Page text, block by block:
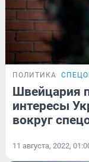
ПОЛИТИКА
Швейцария
интересы
вокруг
11 августа, 2022,